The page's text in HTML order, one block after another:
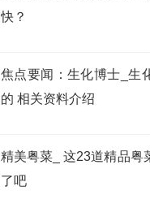
快？
焦点要闻：生化博士_生
的 相关资料介绍
精美粤菜_ 这23道精品粤
了吧